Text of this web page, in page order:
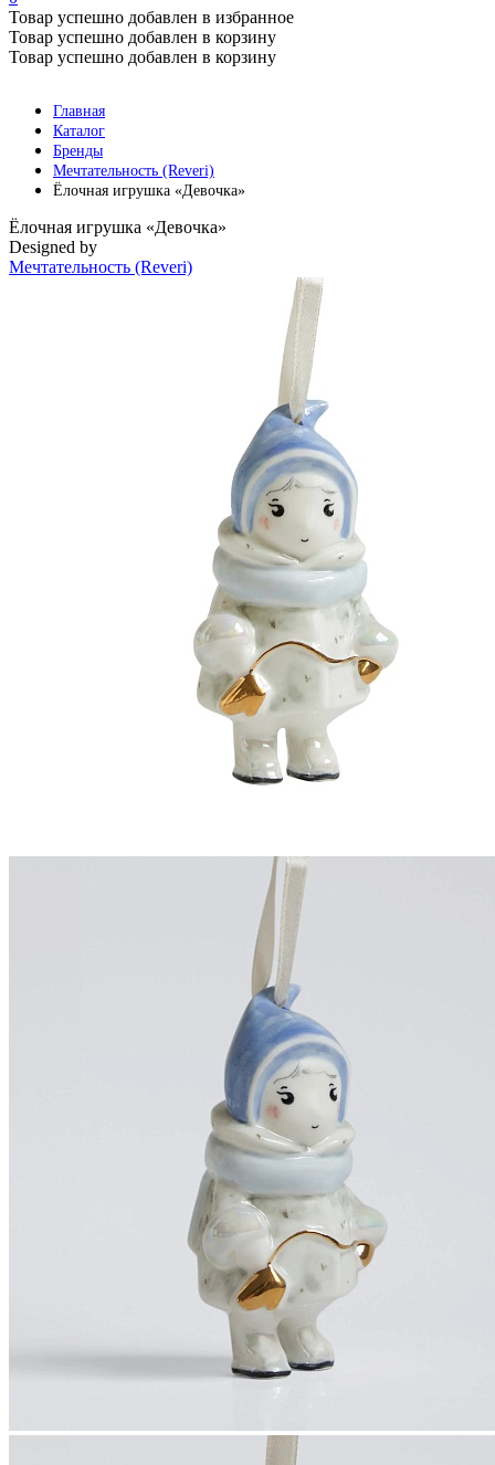
Товар успешно добавлен в избранное
Товар успешно добавлен в корзину
Товар успешно добавлен в корзину
Главная
Каталог
Бренды
Мечтательность (Reveri)
Ёлочная игрушка «Девочка»
Ёлочная игрушка «Девочка»
Designed by
Мечтательность (Reveri)